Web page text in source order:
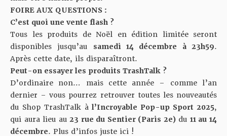
FOIRE AUX QUESTIONS :
C’est quoi une vente flash ?
Tous les produits de Noël en édition limitée seront
disponibles jusqu’au samedi 14 décembre à 23h59.
Après cette date, ils disparaîtront.
Peut-on essayer les produits TrashTalk ?
D’ordinaire non… mais cette année – comme l’an
dernier – vous pourrez retrouver toutes les nouveautés
du Shop TrashTalk àl’Incroyable Pop-up Sport 2025,
qui aura lieu au 23 rue du Sentier (Paris 2e)du 11 au 14
décembre. Plus d’infos juste ici !